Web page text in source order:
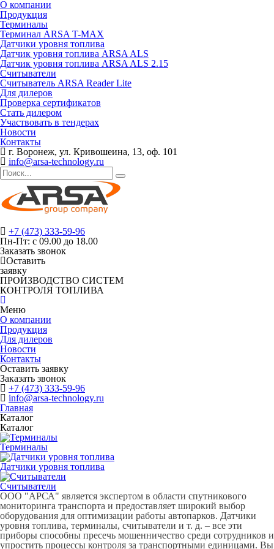
О компании
Продукция
Терминалы
Терминал ARSA T-MAX
Датчики уровня топлива
Датчик уровня топлива ARSA ALS
Датчик уровня топлива ARSA ALS 2.15
Считыватели
Считыватель ARSA Reader Lite
Для дилеров
Проверка сертификатов
Стать дилером
Участвовать в тендерах
Новости
Контакты
г. Воронеж, ул. Кривошеина, 13, оф. 101
info@arsa-technology.ru
+7 (473) 333-59-96
Пн-Пт: с 09.00 до 18.00
Заказать звонок
Оставить
заявку
ПРОИЗВОДСТВО СИСТЕМ
КОНТРОЛЯ ТОПЛИВА
Меню
О компании
Продукция
Для дилеров
Новости
Контакты
Оставить заявку
Заказать звонок
+7 (473) 333-59-96
info@arsa-technology.ru
Главная
Каталог
Каталог
Терминалы
Датчики уровня топлива
Считыватели
ООО "АРСА" является экспертом в области спутникового
мониторинга транспорта и предоставляет широкий выбор
оборудования для оптимизации работы автопарков. Датчики
уровня топлива, терминалы, считыватели и т. д. – все эти
приборы способны пресечь мошенничество среди сотрудников и
упростить процессы контроля за транспортными единицами. Вы